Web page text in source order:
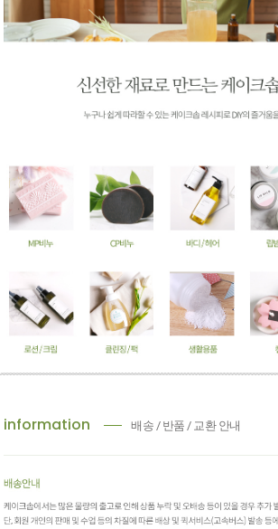
information 배송 / 반품 / 교환 안내